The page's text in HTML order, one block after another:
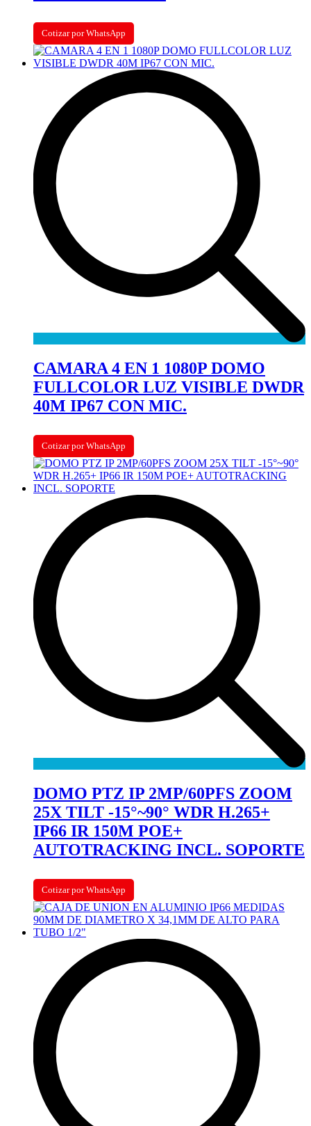
Cotizar por WhatsApp
CAMARA 4 EN 1 1080P DOMO
FULLCOLOR LUZ VISIBLE DWDR
40M IP67 CON MIC.
Cotizar por WhatsApp
DOMO PTZ IP 2MP/60PFS ZOOM
25X TILT -15°~90° WDR H.265+
IP66 IR 150M POE+
AUTOTRACKING INCL. SOPORTE
Cotizar por WhatsApp